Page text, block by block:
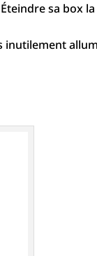
sa box
inutilement